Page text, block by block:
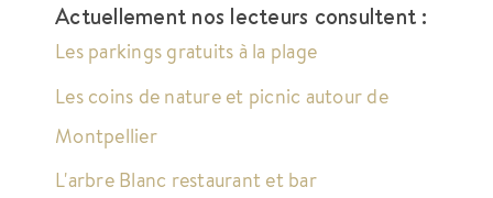
Actuellement nos lecteurs consultent :
Les parkings gratuits à la plage
Les coins de nature et picnic autour de
Montpellier
L'arbre Blanc restaurant et bar